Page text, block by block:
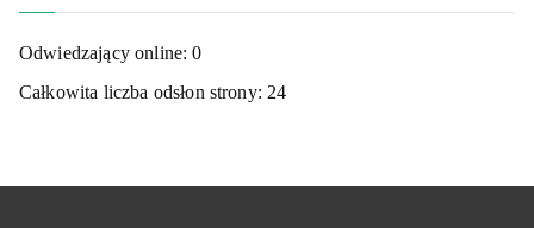
Odwiedzający online:0
Całkowita liczba odsłon strony: 24